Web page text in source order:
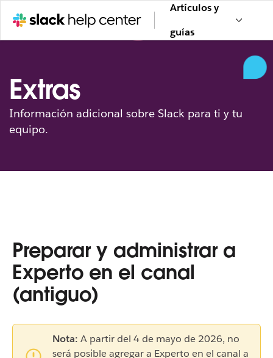
Artículos y
guías
Extras
Información adicional sobre Slack para ti y tu
equipo.
Preparar y administrar a
Experto en el canal
(antiguo)
Nota: A partir del 4 de mayo de 2026, no
será posible agregar a Experto en el canal a